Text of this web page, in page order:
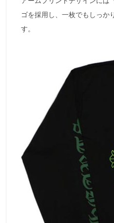
ゴを採用し、一枚でもしっか
す。